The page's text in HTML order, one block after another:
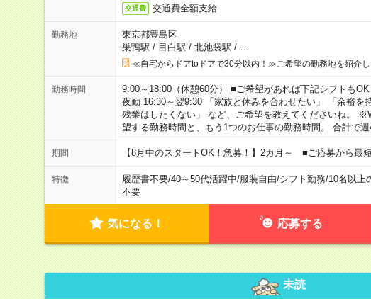
交通費 交通費全額支給
勤務地
東京都豊島区
巣鴨駅 / 目白駅 / 北池袋駅 /
≪自宅からドアtoドアで30分以内！≫ご希望の勤務地を紹介し
勤務時間
9:00～18:00（休憩60分） ■ご希望があれば下記シフトも
夜勤 16:30～翌9:30 「家族と休みを合わせたい」 「余裕を
残業はしたくない」 など、ご希望を教えてくださいね。
望する勤務時間と、もう1つのお仕事の勤務時間。 合計で
期間 【8月中のスタートOK！急募！】2カ月～ ■ご応募から最
特徴 履歴書不要/40～50代活躍中/服装自由/シフト勤務/10名以上
不要
気になる！ 応募する
未読